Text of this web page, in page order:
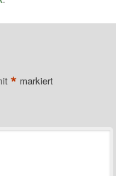
* markiert